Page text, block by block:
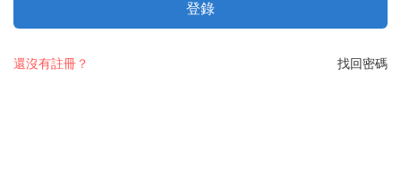
登錄
找回密碼
還沒有註冊？